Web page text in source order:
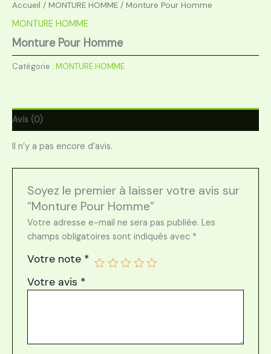
Accueil / MONTURE HOMME / Monture Pour Homme
MONTURE HOMME
Monture Pour Homme
Catégorie : MONTURE HOMME
Avis (0)
Il n’y a pas encore d’avis.
Soyez le premier à laisser votre avis sur
“Monture Pour Homme”
Votre adresse e-mail ne sera pas publiée. Les
champs obligatoires sont indiqués avec *
Votre note *
Votre avis *